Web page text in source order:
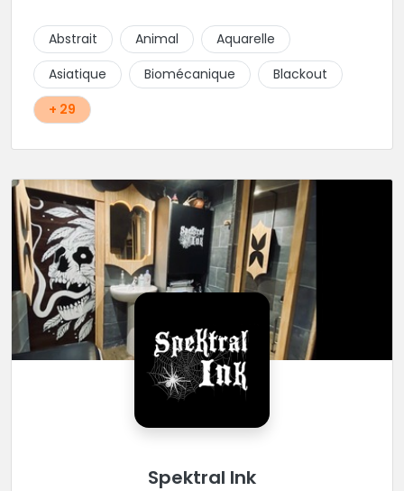
religieux ou du chicanos. Romain son frère sera vous
combler par sa finesse pour des pièces comme le
mandala, l'ornemental ou la calligraphie pour le
bonheur des futurs tatoués. Il y a aussi Léa, Maureen,
Fat, Tom, Sento, Lily, des artistes hors normes. Il n'y a
qu'à regarder les pièces sélectionnées ici pour
Abstrait Animal
Aquarelle
Asiatique
Biomécanique
Blackout
+ 29
Spektral Ink